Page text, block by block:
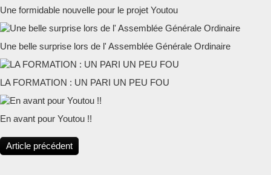
Une formidable nouvelle pour le projet Youtou
Une belle surprise lors de l' Assemblée Générale Ordinaire
LA FORMATION : UN PARI UN PEU FOU
En avant pour Youtou !!
Article précédent